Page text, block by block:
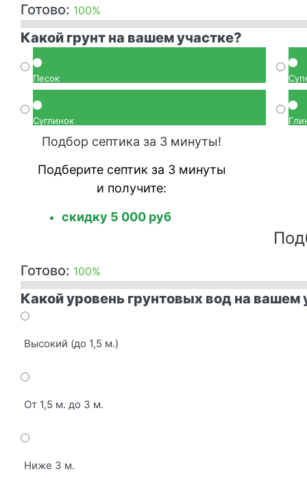
Готово: 100%
Какой грунт на вашем участке?
Песок
Суглинок
Подбор септика за 3 минуты!
Подберите септик за 3 минуты
и получите:
скидку 5 000 руб
Готово: 100%
Какой уровень грунтовых вод на вашем
Высокий (до 1,5 м.)
От 1,5 м. до 3 м.
Ниже 3 м.